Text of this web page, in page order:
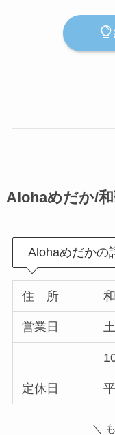
Alohaめだか/
Alohaめだかの
住 所
営業日
定休日
＼